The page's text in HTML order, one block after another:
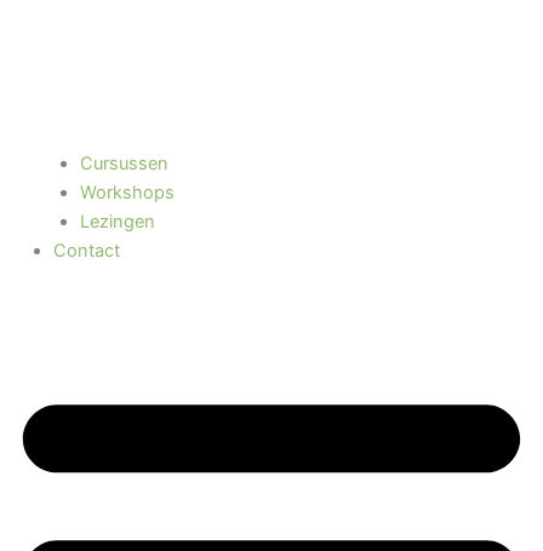
Cursussen
Workshops
Lezingen
Contact